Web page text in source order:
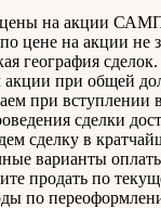
на акции
цене на акции не
география сделок.
при общей
при вступлении
сделки
сделку в
варианты
продать по
по